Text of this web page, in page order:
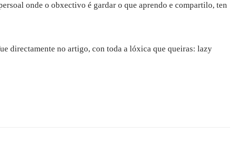
onde o obxectivo é gardar o que aprendo e compartilo, ten
directamente no artigo, con toda a lóxica que queiras: lazy